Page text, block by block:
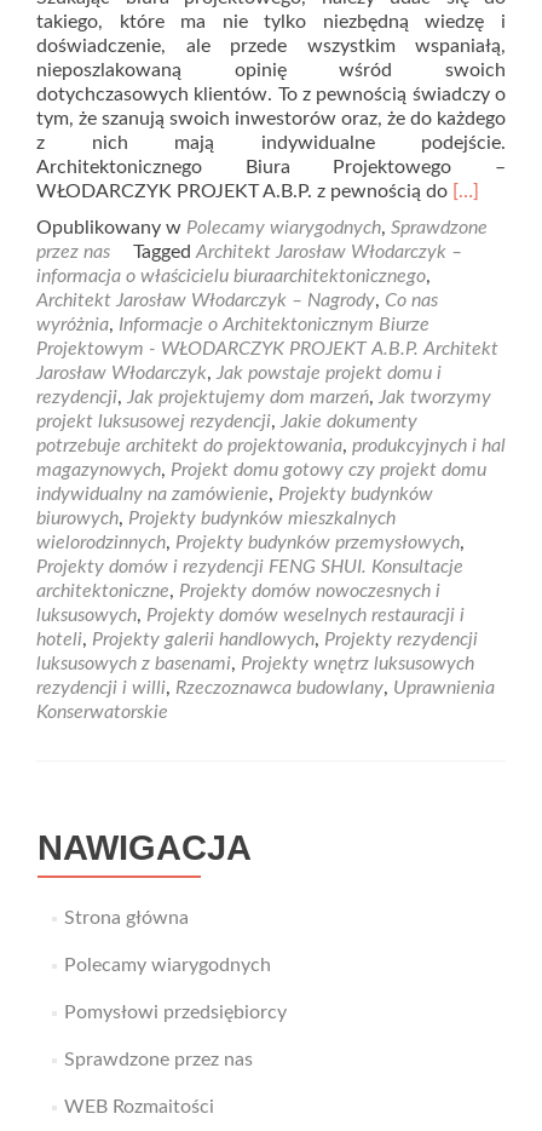
takiego, które ma nie tylko niezbędną wiedzę i
doświadczenie, ale przede wszystkim wspaniałą,
nieposzlakowaną opinię wśród swoich
dotychczasowych klientów. To z pewnością świadczy o
tym, że szanują swoich inwestorów oraz, że do każdego
z nich mają indywidualne podejście.
Architektonicznego Biura Projektowego –
WŁODARCZYK PROJEKT A.B.P. z pewnością do Read
about
[…]
Opublikowany w Polecamy wiarygodnych, Sprawdzone
przez nas
Tagged Architekt Jarosław Włodarczyk –
informacja o właścicielu biuraarchitektonicznego,
Architekt Jarosław Włodarczyk – Nagrody, Co nas
wyróżnia, Informacje o Architektonicznym Biurze
Projektowym - WŁODARCZYK PROJEKT A.B.P. Architekt
Jarosław Włodarczyk, Jak powstaje projekt domu i
rezydencji, Jak projektujemy dom marzeń, Jak tworzymy
projekt luksusowej rezydencji, Jakie dokumenty
potrzebuje architekt do projektowania, produkcyjnych i hal
magazynowych, Projekt domu gotowy czy projekt domu
indywidualny na zamówienie, Projekty budynków
biurowych, Projekty budynków mieszkalnych
wielorodzinnych, Projekty budynków przemysłowych,
Projekty domów i rezydencji FENG SHUI. Konsultacje
architektoniczne, Projekty domów nowoczesnych i
luksusowych, Projekty domów weselnych restauracji i
hoteli, Projekty galerii handlowych, Projekty rezydencji
luksusowych z basenami, Projekty wnętrz luksusowych
rezydencji i willi, Rzeczoznawca budowlany, Uprawnienia
Konserwatorskie
NAWIGACJA
Strona główna
Polecamy wiarygodnych
Pomysłowi przedsiębiorcy
Sprawdzone przez nas
WEB Rozmaitości